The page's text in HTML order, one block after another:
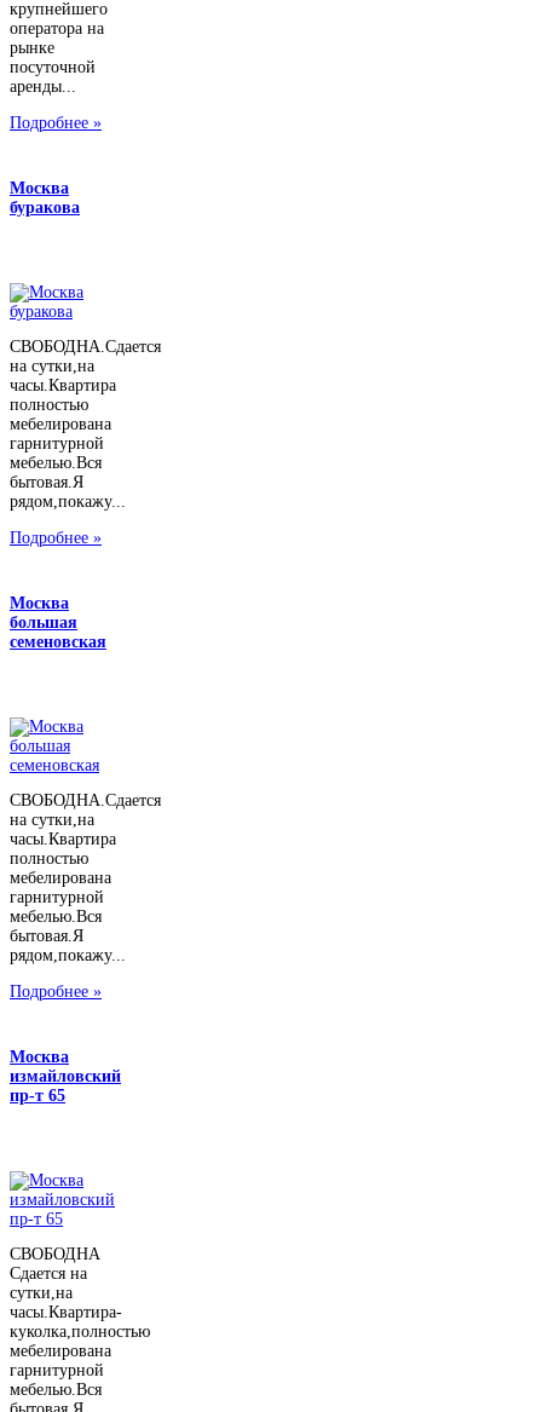
крупнейшего
оператора на
рынке
посуточной
аренды...
Подробнее »
Москва
буракова
СВОБОДНА.Сдается
на сутки,на
часы.Квартира
полностью
мебелирована
гарнитурной
мебелью.Вся
бытовая.Я
рядом,покажу...
Подробнее »
Москва
большая
семеновская
СВОБОДНА.Сдается
на сутки,на
часы.Квартира
полностью
мебелирована
гарнитурной
мебелью.Вся
бытовая.Я
рядом,покажу...
Подробнее »
Москва
измайловский
пр-т 65
СВОБОДНА
Сдается на
сутки,на
часы.Квартира-
куколка,полностью
мебелирована
гарнитурной
мебелью.Вся